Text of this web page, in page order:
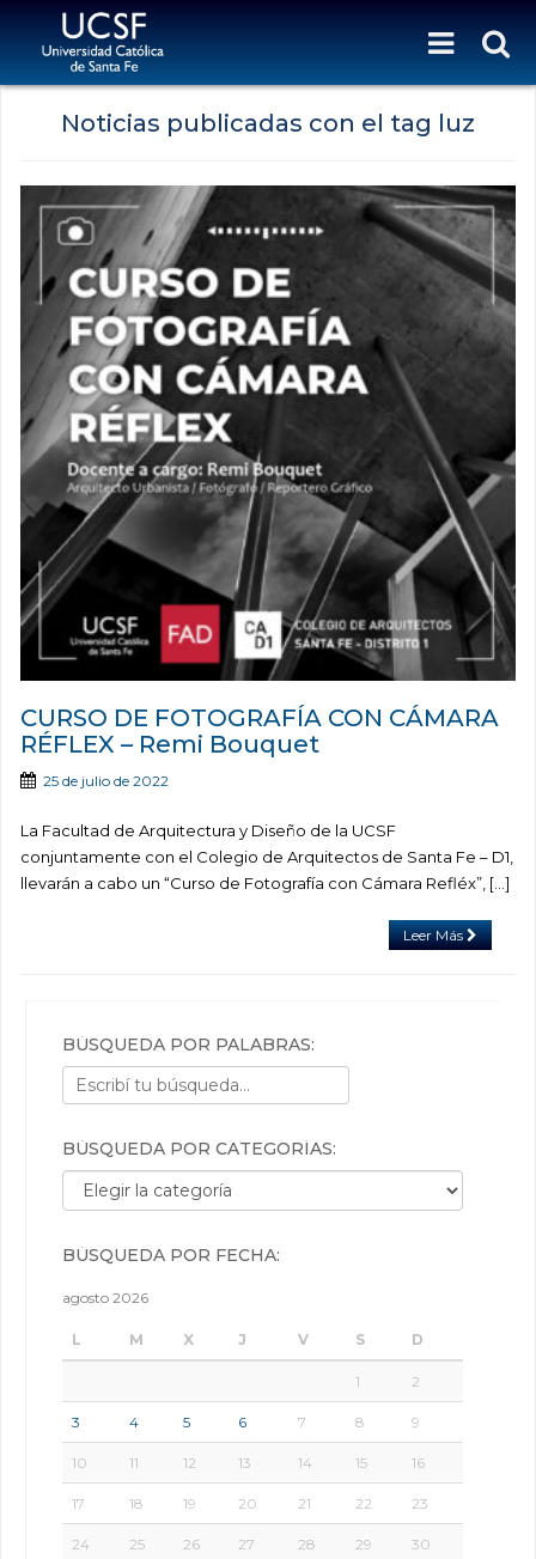
Noticias publicadas con el tag luz
CURSO DE FOTOGRAFÍA CON CÁMARA
RÉFLEX – Remi Bouquet
25 de julio de 2022
La Facultad de Arquitectura y Diseño de la UCSF
conjuntamente con el Colegio de Arquitectos de Santa Fe – D1,
llevarán a cabo un “Curso de Fotografía con Cámara Refléx”, […]
Leer Más
BÚSQUEDA POR PALABRAS:
BÚSQUEDA POR CATEGORÍAS:
Búsqueda por categorías:
BÚSQUEDA POR FECHA:
agosto 2026
L M X J V S D
1 2
3 4 5 6 7 8 9
10 11 12 13 14 15 16
17 18 19 20 21 22 23
24 25 26 27 28 29 30